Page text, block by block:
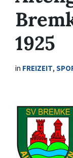
1925
in FREIZEIT,